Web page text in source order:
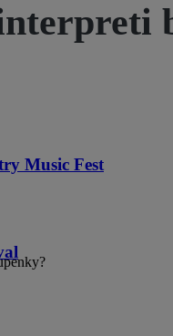
Music Fest